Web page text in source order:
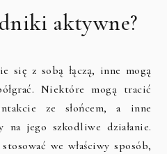
aktywne?
się z sobą łączą, inne mogą
Niektóre mogą tracić
ze słońcem, a inne
na jego szkodliwe działanie.
we właściwy sposób,